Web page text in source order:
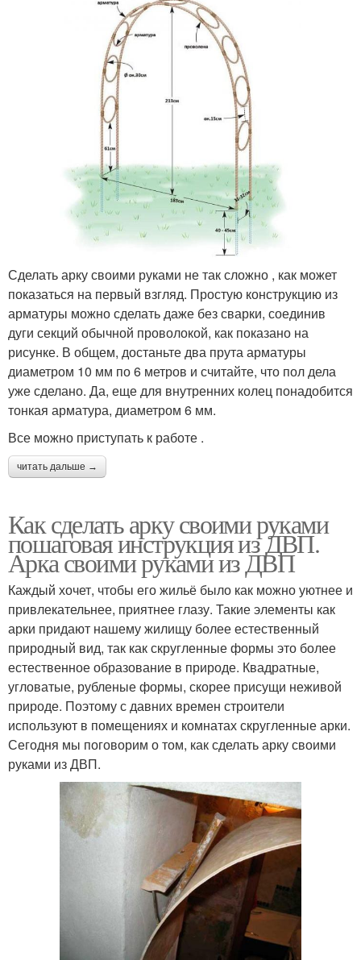
Сделать арку своими руками не так сложно , как может
показаться на первый взгляд. Простую конструкцию из
арматуры можно сделать даже без сварки, соединив
дуги секций обычной проволокой, как показано на
рисунке. В общем, достаньте два прута арматуры
диаметром 10 мм по 6 метров и считайте, что пол дела
уже сделано. Да, еще для внутренних колец понадобится
тонкая арматура, диаметром 6 мм.
Все можно приступать к работе .
читать дальше →
Как сделать арку своими руками
пошаговая инструкция из ДВП.
Арка своими руками из ДВП
Каждый хочет, чтобы его жильё было как можно уютнее и
привлекательнее, приятнее глазу. Такие элементы как
арки придают нашему жилищу более естественный
природный вид, так как скругленные формы это более
естественное образование в природе. Квадратные,
угловатые, рубленые формы, скорее присущи неживой
природе. Поэтому с давних времен строители
используют в помещениях и комнатах скругленные арки.
Сегодня мы поговорим о том, как сделать арку своими
руками из ДВП.